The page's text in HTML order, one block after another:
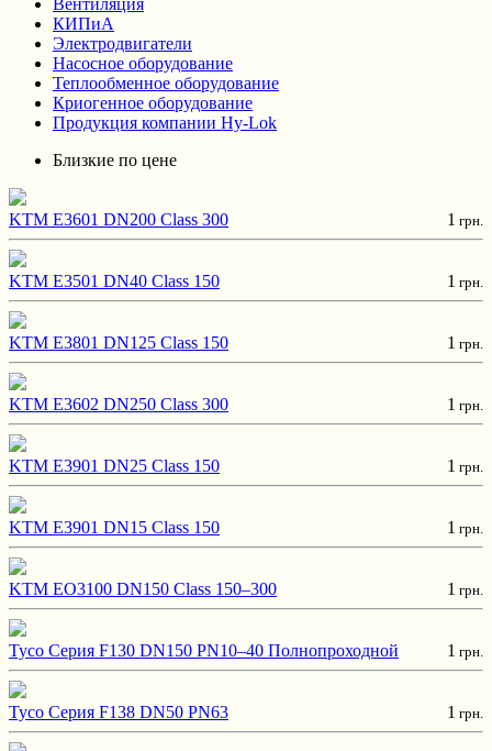
Вентиляция
КИПиА
Электродвигатели
Насосное оборудование
Теплообменное оборудование
Криогенное оборудование
Продукция компании Hy-Lok
Близкие по цене
KTM E3601 DN200 Class 300 1 грн.
KTM E3501 DN40 Class 150 1 грн.
KTM E3801 DN125 Class 150 1 грн.
KTM E3602 DN250 Class 300 1 грн.
KTM E3901 DN25 Class 150 1 грн.
KTM E3901 DN15 Class 150 1 грн.
KTM EO3100 DN150 Class 150–300 1 грн.
Tyco Серия F130 DN150 PN10–40 Полнопроходной 1 грн.
Tyco Серия F138 DN50 PN63 1 грн.